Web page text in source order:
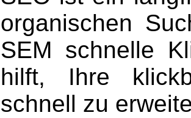
organischen
SEM schnelle
hilft, Ihre
schnell zu